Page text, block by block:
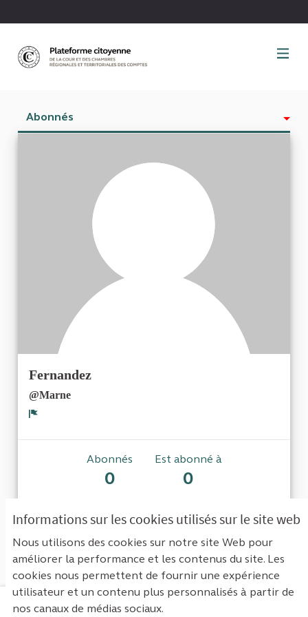
Informations sur les cookies utilisés sur le site web
Nous utilisons des cookies sur notre site Web pour
améliorer la performance et les contenus du site. Les
cookies nous permettent de fournir une expérience
utilisateur et un contenu plus personnalisés à partir de
nos canaux de médias sociaux.
Abonnés
Fernandez
@Marne
Abonnés
0
Est abonné à
0
Aucun abonné pour le moment.
Mentions légales